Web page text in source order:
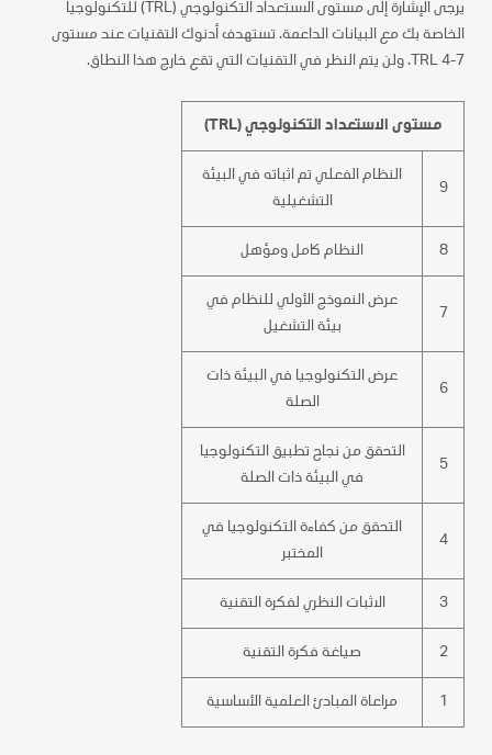
يرجى الإشارة إلى مستوى الاستعداد التكنولوجي (TRL) للتكنولوجيا
الخاصة بك مع البيانات الداعمة. تستهدف أدنوك التقنيات عند مستوى
TRL 4-7. ولن يتم النظر في التقنيات التي تقع خارج هذا النطاق.
مستوى الاستعداد التكنولوجي (TRL)
9
النظام الفعلي تم اثباته في البيئة
التشغيلية
8 النظام كامل ومؤهل
7
عرض النموذج الأولي للنظام في
بيئة التشغيل
6
عرض التكنولوجيا في البيئة ذات
الصلة
5
التحقق من نجاح تطبيق التكنولوجيا
في البيئة ذات الصلة
4
التحقق من كفاءة التكنولوجيا في
المختبر
3 الاثبات النظري لفكرة التقنية
2 صياغة فكرة التقنية
1 مراعاة المبادئ العلمية الأساسية